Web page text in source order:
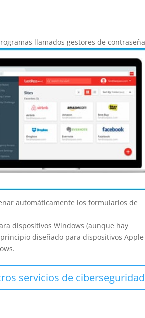
llamados gestores de
automáticamente los formularios de
dispositivos Windows (aunque hay
diseñado para dispositivos Apple
servicios de